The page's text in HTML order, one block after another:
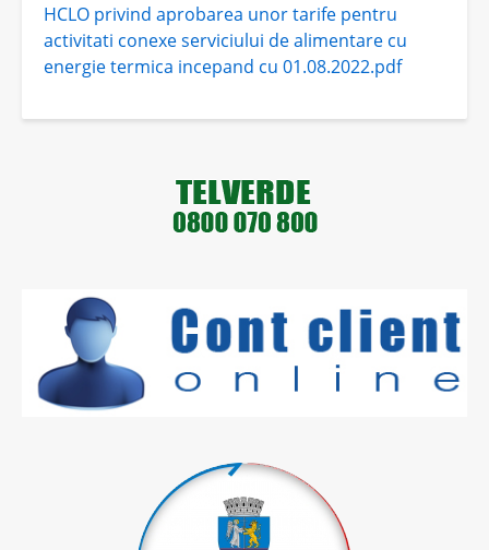
HCLO privind aprobarea unor tarife pentru
activitati conexe serviciului de alimentare cu
energie termica incepand cu 01.08.2022.pdf